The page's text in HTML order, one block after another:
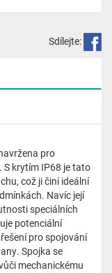
Sdílejte:
pro
krytím IP68 je tato
což ji činí ideální
Navíc její
speciálních
potenciální
pro spojování
Spojka se
mechanickému